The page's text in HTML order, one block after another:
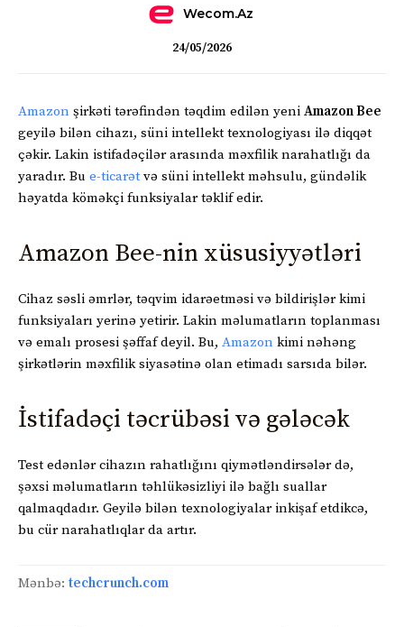
Wecom.az
24/05/2026
Amazon şirkəti tərəfindən təqdim edilən yeni Amazon Bee
geyilə bilən cihazı, süni intellekt texnologiyası ilə diqqət
çəkir. Lakin istifadəçilər arasında məxfilik narahatlığı da
yaradır. Bu e-ticarət və süni intellekt məhsulu, gündəlik
həyatda köməkçi funksiyalar təklif edir.
Amazon Bee-nin xüsusiyyətləri
Cihaz səsli əmrlər, təqvim idarəetməsi və bildirişlər kimi
funksiyaları yerinə yetirir. Lakin məlumatların toplanması
və emalı prosesi şəffaf deyil. Bu, Amazon kimi nəhəng
şirkətlərin məxfilik siyasətinə olan etimadı sarsıda bilər.
İstifadəçi təcrübəsi və gələcək
Test edənlər cihazın rahatlığını qiymətləndirsələr də,
şəxsi məlumatların təhlükəsizliyi ilə bağlı suallar
qalmaqdadır. Geyilə bilən texnologiyalar inkişaf etdikcə,
bu cür narahatlıqlar da artır.
Mənbə: techcrunch.com